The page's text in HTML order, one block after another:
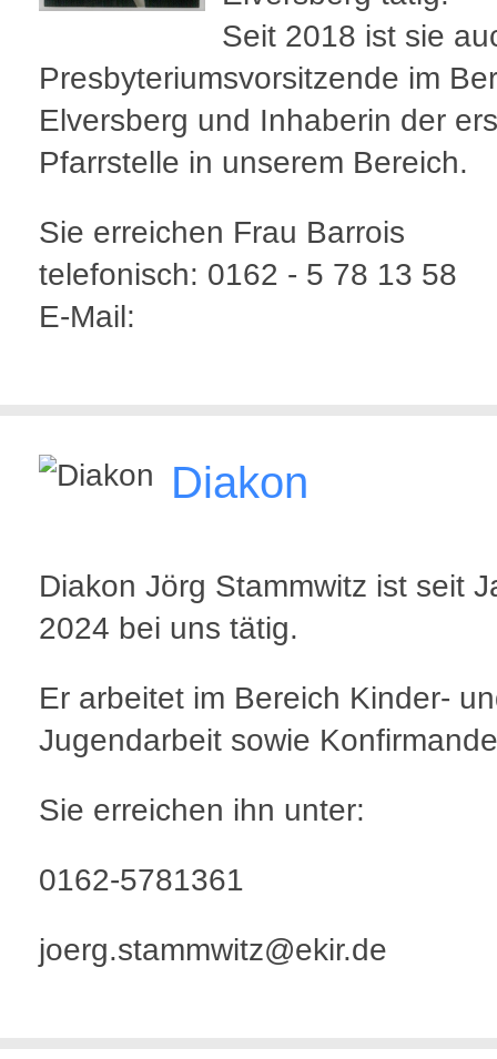
Seit 2018 ist sie
Presbyteriumsvorsitzende im
Elversberg und Inhaberin der
Pfarrstelle in unserem Bereich.
Sie erreichen Frau Barrois
telefonisch: 0162 - 5 78 13 58
E-Mail:
Diakon
Diakon Jörg Stammwitz ist seit
2024 bei uns tätig.
Er arbeitet im Bereich Kinder-
Jugendarbeit sowie
Sie erreichen ihn unter:
0162-5781361
joerg.stammwitz@ekir.de